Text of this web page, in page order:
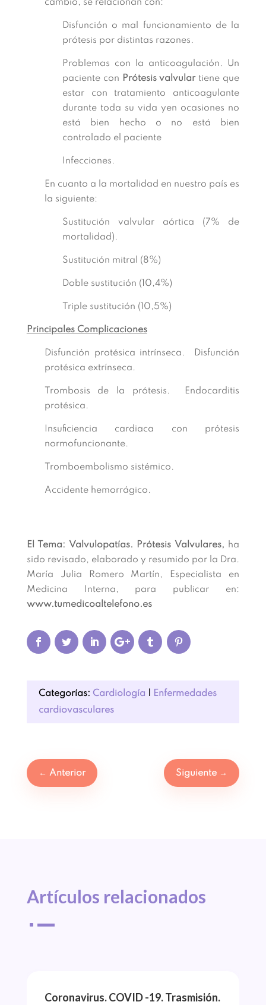
cambio, se relacionan con:
Disfunción o mal funcionamiento de la
prótesis por distintas razones.
Problemas con la anticoagulación. Un
paciente con Prótesis valvulartiene que
estar con tratamiento anticoagulante
durante toda su vida yen ocasiones no
está bien hecho o no está bien
controlado el paciente
Infecciones.
En cuanto a la mortalidad en nuestro país es
la siguiente:
Sustitución valvular aórtica (7% de
mortalidad).
Sustitución mitral (8%)
Doble sustitución (10,4%)
Triple sustitución (10,5%)
Principales Complicaciones
Disfunción protésica intrínseca. Disfunción
protésica extrínseca.
Trombosis de la prótesis. Endocarditis
protésica.
Insuficiencia cardiaca con prótesis
normofuncionante.
Tromboembolismo sistémico.
Accidente hemorrágico.
El Tema: Valvulopatías. Prótesis Valvulares, ha
sido revisado, elaborado y resumido por la Dra.
María Julia Romero Martín, Especialista en
Medicina Interna, para publicar en:
www.tumedicoaltelefono.es
Categorías: Cardiología
Enfermedades
cardiovasculares
← Anterior Siguiente →
Artículos relacionados
^
Coronavirus. COVID -19. Trasmisión.